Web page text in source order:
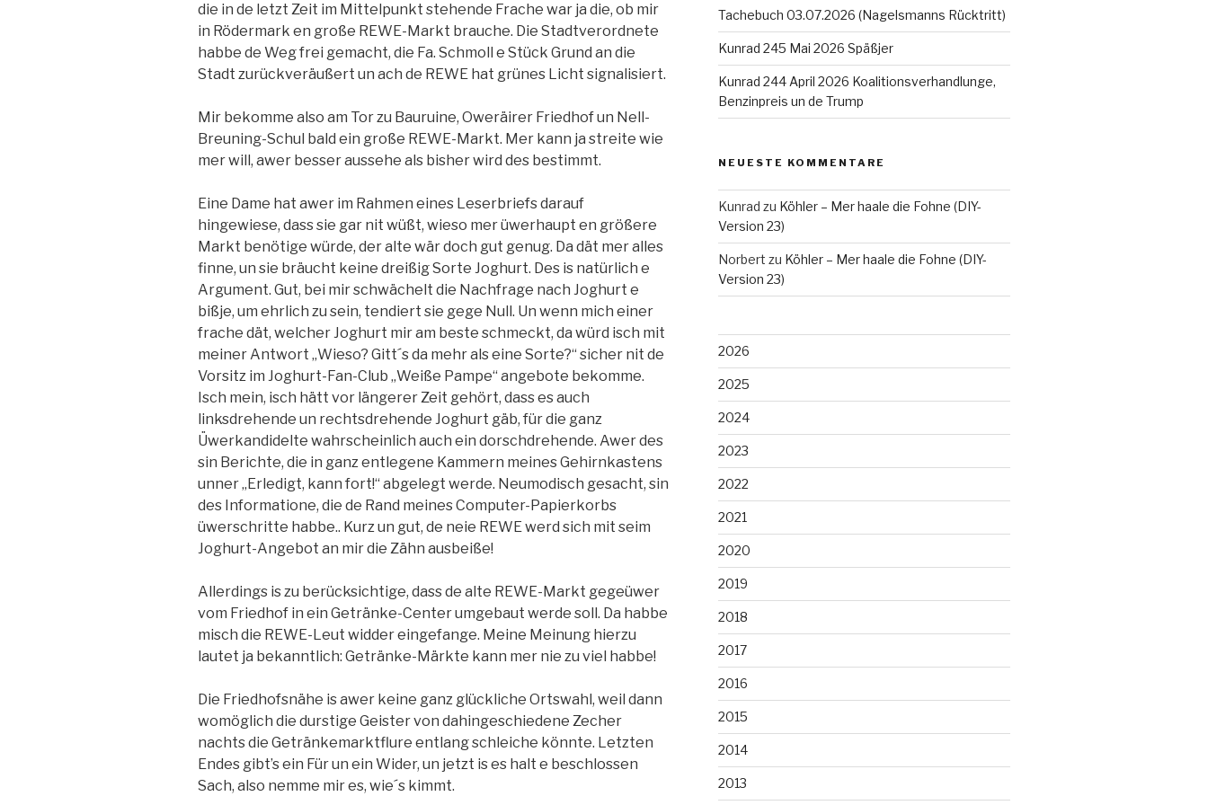
die in de letzt Zeit im Mittelpunkt stehende Frache war ja die, ob mir
in Rödermark en große REWE-Markt brauche. Die Stadtverordnete
habbe de Weg frei gemacht, die Fa. Schmoll e Stück Grund an die
Stadt zurückveräußert un ach de REWE hat grünes Licht signalisiert.
Mir bekomme also am Tor zu Bauruine, Oweräirer Friedhof un Nell-
Breuning-Schul bald ein große REWE-Markt. Mer kann ja streite wie
mer will, awer besser aussehe als bisher wird des bestimmt.
Eine Dame hat awer im Rahmen eines Leserbriefs darauf
hingewiese, dass sie gar nit wüßt, wieso mer üwerhaupt en größere
Markt benötige würde, der alte wär doch gut genug. Da dät mer alles
finne, un sie bräucht keine dreißig Sorte Joghurt. Des is natürlich e
Argument. Gut, bei mir schwächelt die Nachfrage nach Joghurt e
bißje, um ehrlich zu sein, tendiert sie gege Null. Un wenn mich einer
frache dät, welcher Joghurt mir am beste schmeckt, da würd isch mit
meiner Antwort „Wieso? Gitt´s da mehr als eine Sorte?“ sicher nit de
Vorsitz im Joghurt-Fan-Club „Weiße Pampe“ angebote bekomme.
Isch mein, isch hätt vor längerer Zeit gehört, dass es auch
linksdrehende un rechtsdrehende Joghurt gäb, für die ganz
Üwerkandidelte wahrscheinlich auch ein dorschdrehende. Awer des
sin Berichte, die in ganz entlegene Kammern meines Gehirnkastens
unner „Erledigt, kann fort!“ abgelegt werde. Neumodisch gesacht, sin
des Informatione, die de Rand meines Computer-Papierkorbs
üwerschritte habbe.. Kurz un gut, de neie REWE werd sich mit seim
Joghurt-Angebot an mir die Zähn ausbeiße!
Allerdings is zu berücksichtige, dass de alte REWE-Markt gegeüwer
vom Friedhof in ein Getränke-Center umgebaut werde soll. Da habbe
misch die REWE-Leut widder eingefange. Meine Meinung hierzu
lautet ja bekanntlich: Getränke-Märkte kann mer nie zu viel habbe!
Die Friedhofsnähe is awer keine ganz glückliche Ortswahl, weil dann
womöglich die durstige Geister von dahingeschiedene Zecher
nachts die Getränkemarktflure entlang schleiche könnte. Letzten
Endes gibt’s ein Für un ein Wider, un jetzt is es halt e beschlossen
Sach, also nemme mir es, wie´s kimmt.
Tachebuch 03.07.2026 (Nagelsmanns Rücktritt)
Kunrad 245 Mai 2026 Späßjer
Kunrad 244 April 2026 Koalitionsverhandlunge,
Benzinpreis un de Trump
NEUESTE KOMMENTARE
Kunrad zu Köhler – Mer haale die Fohne (DIY-
Version 23)
Norbert zu Köhler – Mer haale die Fohne (DIY-
Version 23)
2026
2025
2024
2023
2022
2021
2020
2019
2018
2017
2016
2015
2014
2013